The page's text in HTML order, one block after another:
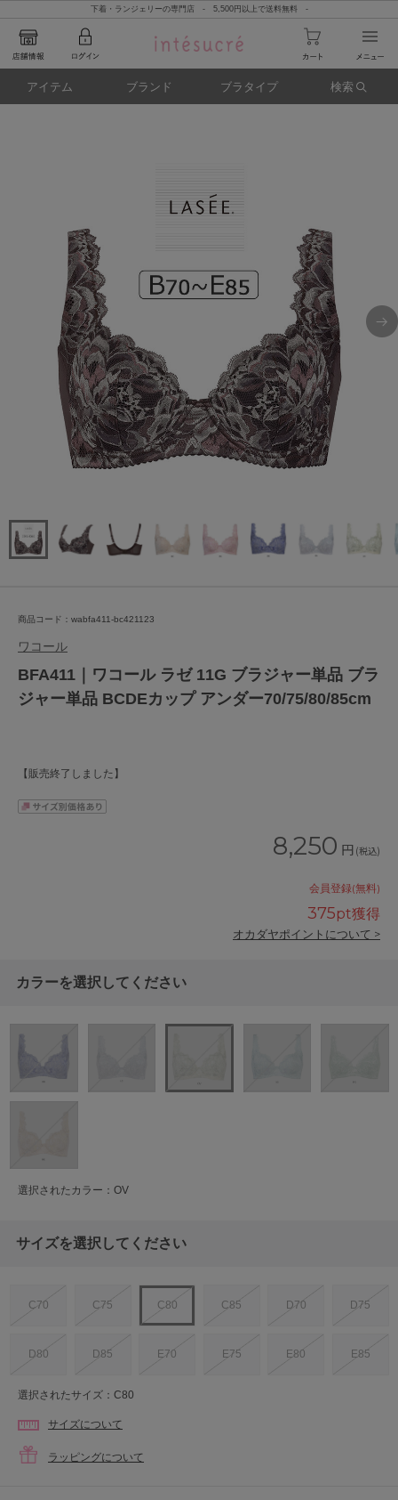
下着・ランジェリーの専門店 - 5,500円以上で送料無料 -
アイテム ブランド ブラタイプ 検索
商品コード：wabfa411-bc421123
ワコール
BFA411｜ワコール ラゼ 11G ブラジャー単品 ブラ
ジャー単品 BCDEカップ アンダー70/75/80/85cm
【販売終了しました】
8,250 円 (税込)
会員登録(無料)
375pt獲得
オカダヤポイントについて >
カラーを選択してください
選択されたカラー：OV
サイズを選択してください
C70 C75 C80 C85 D70 D75
D80 D85 E70 E75 E80 E85
選択されたサイズ：C80
サイズについて
ラッピングについて